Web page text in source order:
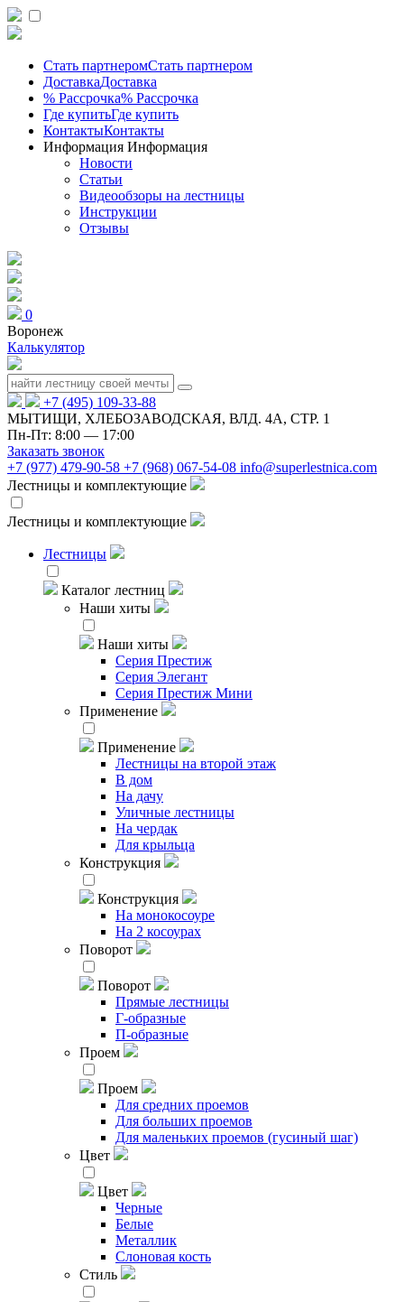
Стать партнеромСтать партнером
ДоставкаДоставка
% Рассрочка% Рассрочка
Где купитьГде купить
КонтактыКонтакты
Информация Информация
Новости
Статьи
Видеообзоры на лестницы
Инструкции
Отзывы
0
Воронеж
Калькулятор
+7 (495) 109-33-88
МЫТИЩИ, ХЛЕБОЗАВОДСКАЯ, ВЛД. 4А, СТР. 1
Пн-Пт: 8:00 — 17:00
Заказать звонок
+7 (977) 479-90-58 +7 (968) 067-54-08 info@superlestnica.com
Лестницы и комплектующие
Лестницы и комплектующие
Лестницы
Каталог лестниц
Наши хиты
Наши хиты
Серия Престиж
Серия Элегант
Серия Престиж Мини
Применение
Применение
Лестницы на второй этаж
В дом
На дачу
Уличные лестницы
На чердак
Для крыльца
Конструкция
Конструкция
На монокосоуре
На 2 косоурах
Поворот
Поворот
Прямые лестницы
Г-образные
П-образные
Проем
Проем
Для средних проемов
Для больших проемов
Для маленьких проемов (гусиный шаг)
Цвет
Цвет
Черные
Белые
Металлик
Слоновая кость
Стиль